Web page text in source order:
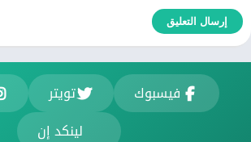
فيسبوك تويتر
لينكد إن